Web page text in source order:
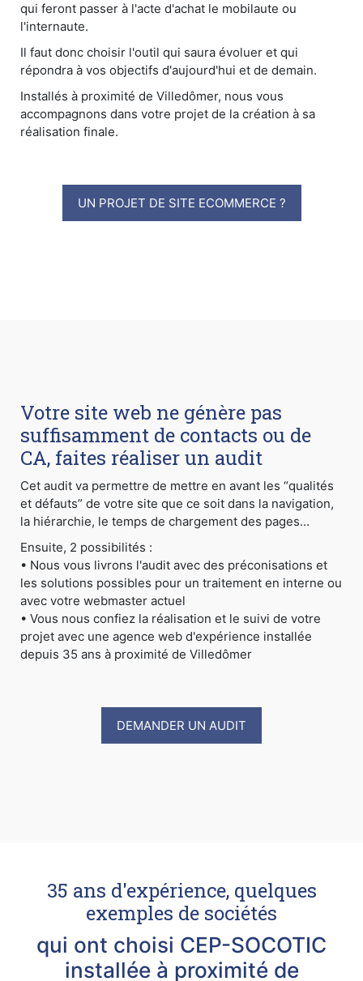
qui feront passer à l'acte d'achat le mobilaute ou
l'internaute.
Il faut donc choisir l'outil qui saura évoluer et qui
répondra à vos objectifs d'aujourd'hui et de demain.
Installés à proximité de Villedômer, nous vous
accompagnons dans votre projet de la création à sa
réalisation finale.
UN PROJET DE SITE ECOMMERCE ?
Votre site web ne génère pas
suffisamment de contacts ou de
CA, faites réaliser un audit
Cet audit va permettre de mettre en avant les “qualités
et défauts” de votre site que ce soit dans la navigation,
la hiérarchie, le temps de chargement des pages...
Ensuite, 2 possibilités :
• Nous vous livrons l'audit avec des préconisations et
les solutions possibles pour un traitement en interne ou
avec votre webmaster actuel
• Vous nous confiez la réalisation et le suivi de votre
projet avec une agence web d'expérience installée
depuis 35 ans à proximité de Villedômer
DEMANDER UN AUDIT
35 ans d'expérience, quelques
exemples de sociétés
qui ont choisi CEP-SOCOTIC
installée à proximité de